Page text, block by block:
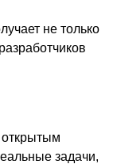
не только
задачи,